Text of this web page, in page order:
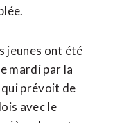
jeunes ont été
mardi par la
prévoit de
avec le